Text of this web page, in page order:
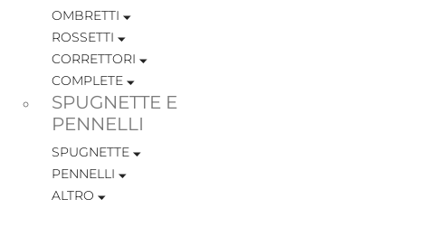
OMBRETTI
ROSSETTI
CORRETTORI
COMPLETE
SPUGNETTE E
PENNELLI
SPUGNETTE
PENNELLI
ALTRO